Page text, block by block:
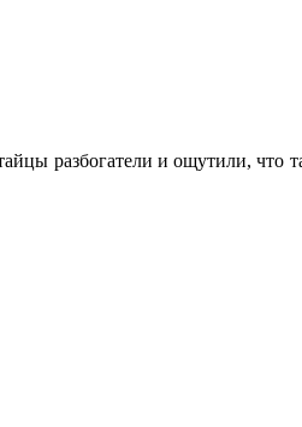
разбогатели и ощутили, что